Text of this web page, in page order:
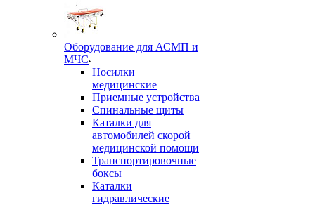
Оборудование для АСМП и
МЧС
Носилки
медицинские
Приемные устройства
Спинальные щиты
Каталки для
автомобилей скорой
медицинской помощи
Транспортировочные
боксы
Каталки
гидравлические